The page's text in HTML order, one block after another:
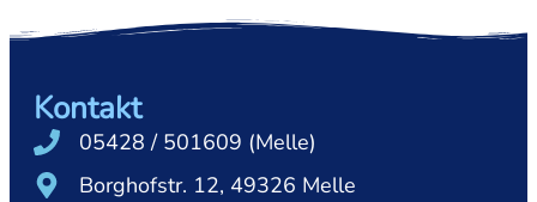
Kontakt
05428 / 501609 (Melle)
Borghofstr. 12, 49326 Melle